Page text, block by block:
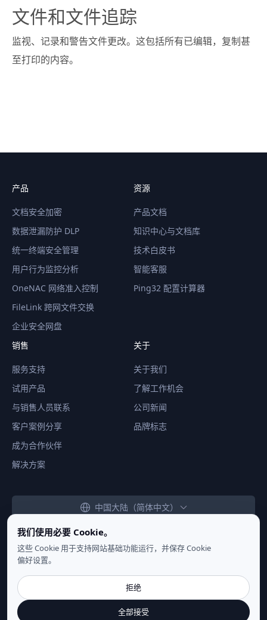
我们使用必要 Cookie。
这些 Cookie 用于支持网站基础功能运行，并保存 Cookie
偏好设置。
拒绝
全部接受
文件和文件追踪
监视、记录和警告文件更改。这包括所有已编辑，复制甚
至打印的内容。
产品
文档安全加密
数据泄漏防护 DLP
统一终端安全管理
用户行为监控分析
OneNAC 网络准入控制
FileLink 跨网文件交换
企业安全网盘
资源
产品文档
知识中心与文档库
技术白皮书
智能客服
Ping32 配置计算器
销售
服务支持
试用产品
与销售人员联系
客户案例分享
成为合作伙伴
解决方案
关于
关于我们
了解工作机会
公司新闻
品牌标志
中国大陆（简体中文）
使用条款
NSecsoft Co.,Ltd. 保留所有权利